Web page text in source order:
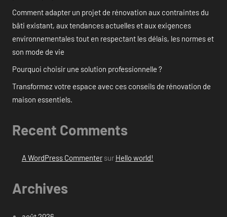
Comment adapter un projet de rénovation aux contraintes du
bâti existant, aux tendances actuelles et aux exigences
environnementales tout en respectant les délais, les normes et
son mode de vie
Pourquoi choisir une solution professionnelle ?
Transformez votre espace avec ces conseils de rénovation de
maison essentiels.
Recent Comments
A WordPress Commentersur Hello world!
Archives